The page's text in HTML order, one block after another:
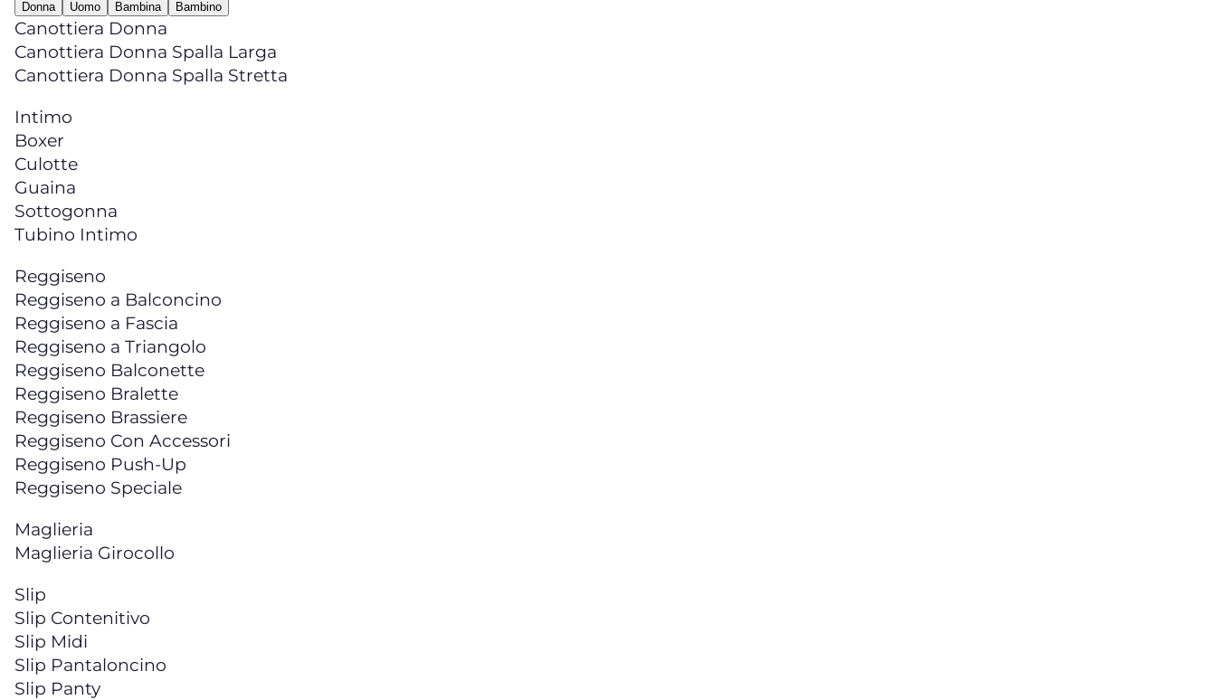
Donna Uomo Bambina Bambino
Canottiera Donna
Canottiera Donna Spalla Larga
Canottiera Donna Spalla Stretta
Intimo
Boxer
Culotte
Guaina
Sottogonna
Tubino Intimo
Reggiseno
Reggiseno a Balconcino
Reggiseno a Fascia
Reggiseno a Triangolo
Reggiseno Balconette
Reggiseno Bralette
Reggiseno Brassiere
Reggiseno Con Accessori
Reggiseno Push-Up
Reggiseno Speciale
Maglieria
Maglieria Girocollo
Slip
Slip Contenitivo
Slip Midi
Slip Pantaloncino
Slip Panty